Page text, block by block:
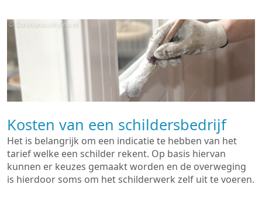
Kosten van een schildersbedrijf
Het is belangrijk om een indicatie te hebben van het
tarief welke een schilder rekent. Op basis hiervan
kunnen er keuzes gemaakt worden en de overweging
is hierdoor soms om het schilderwerk zelf uit te voeren.